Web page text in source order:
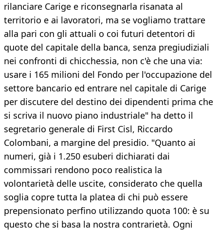
rilanciare Carige e riconsegnarla risanata al
territorio e ai lavoratori, ma se vogliamo trattare
alla pari con gli attuali o coi futuri detentori di
quote del capitale della banca, senza pregiudiziali
nei confronti di chicchessia, non c'è che una via:
usare i 165 milioni del Fondo per l'occupazione del
settore bancario ed entrare nel capitale di Carige
per discutere del destino dei dipendenti prima che
si scriva il nuovo piano industriale" ha detto il
segretario generale di First Cisl, Riccardo
Colombani, a margine del presidio. "Quanto ai
numeri, già i 1.250 esuberi dichiarati dai
commissari rendono poco realistica la
volontarietà delle uscite, considerato che quella
soglia copre tutta la platea di chi può essere
prepensionato perfino utilizzando quota 100: è su
questo che si basa la nostra contrarietà. Ogni